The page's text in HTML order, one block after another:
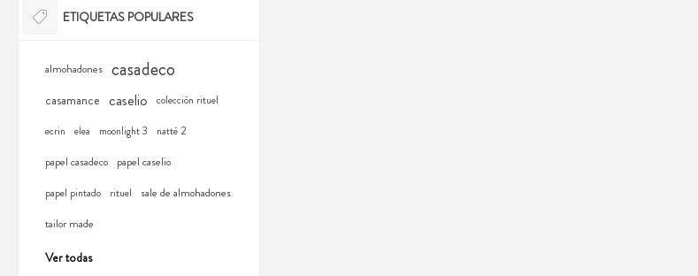
ETIQUETAS POPULARES
almohadones casadeco
casamance caselio colección rituel
ecrin elea moonlight 3 natté 2
papel casadeco papel caselio
papel pintado rituel
sale de almohadones
tailor made
Ver todas